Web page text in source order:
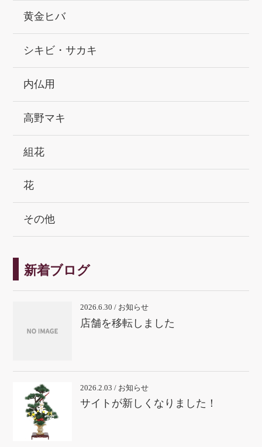
黄金ヒバ
シキビ・サカキ
内仏用
高野マキ
組花
花
その他
新着ブログ
2026.6.30 / お知らせ
店舗を移転しました
2026.2.03 / お知らせ
サイトが新しくなりました！